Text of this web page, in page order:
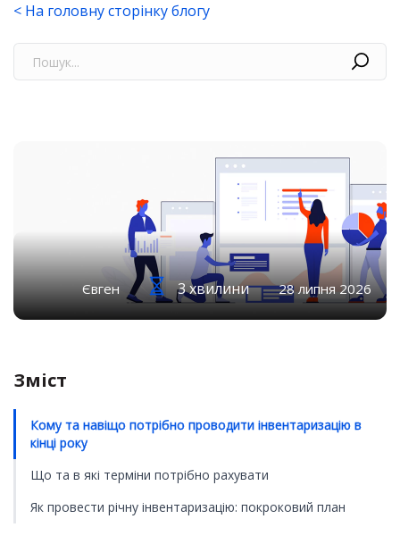
< На головну сторінку блогу
Євген 3 хвилини 28 липня 2026
Зміст
Кому та навіщо потрібно проводити інвентаризацію в
кінці року
Що та в які терміни потрібно рахувати
Як провести річну інвентаризацію: покроковий план